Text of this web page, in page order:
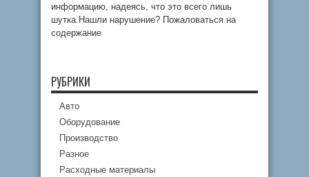
информацию, надеясь, что это всего лишь
шутка.Нашли нарушение? Пожаловаться на
содержание
РУБРИКИ
Авто
Оборудование
Производство
Разное
Расходные материалы